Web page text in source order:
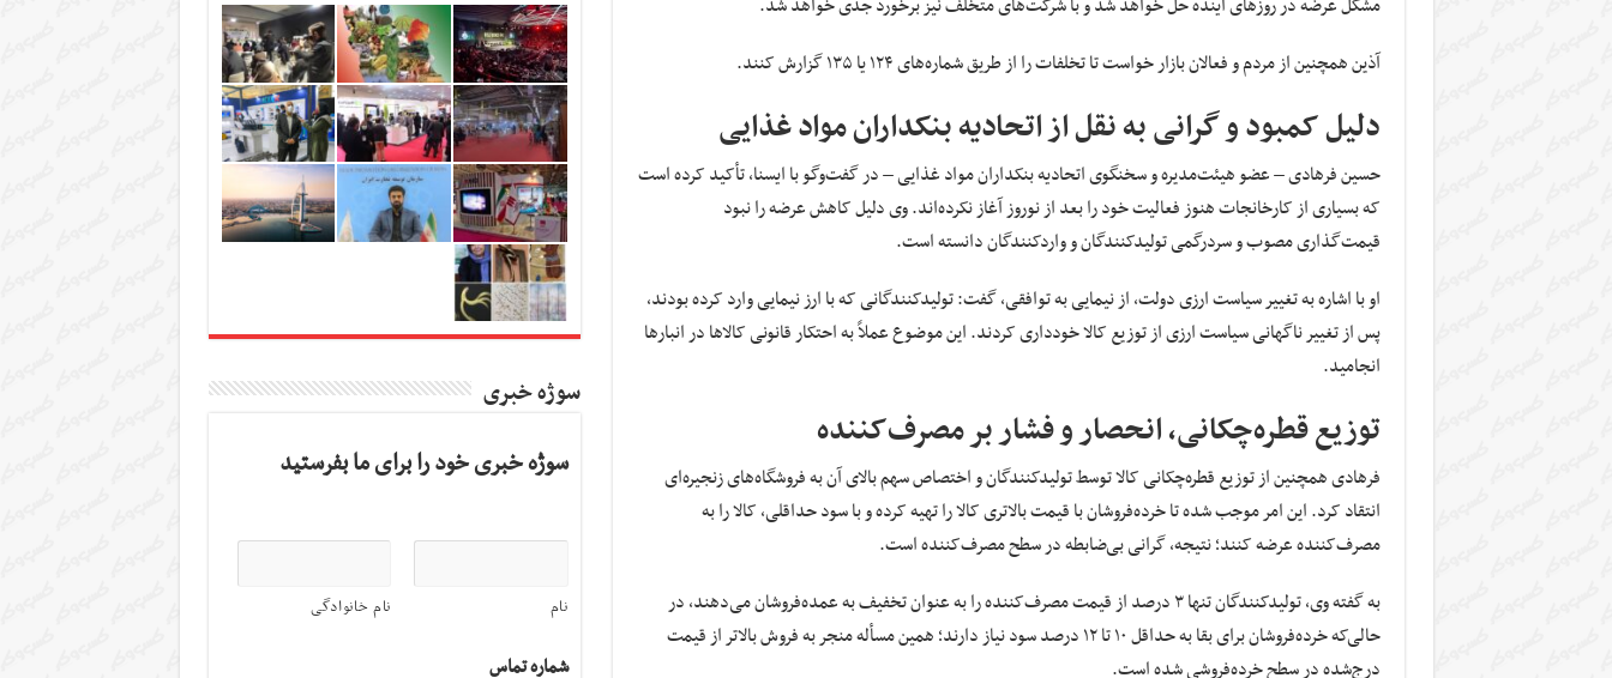
آذین همچنین از مردم و فعالان بازار خواست تا تخلفات را از طریق شماره‌های ۱۲۴ یا ۱۳۵ گزارش کنند.
دلیل کمبود و گرانی به نقل از اتحادیه بنکداران مواد غذایی
حسین فرهادی – عضو هیئت‌مدیره و سخنگوی اتحادیه بنکداران مواد غذایی – در گفت‌وگو با ایسنا، تأکید کرده است
که بسیاری از کارخانجات هنوز فعالیت خود را بعد از نوروز آغاز نکرده‌اند. وی دلیل کاهش عرضه را نبود
قیمت‌گذاری مصوب و سردرگمی تولیدکنندگان و واردکنندگان دانسته است.
او با اشاره به تغییر سیاست ارزی دولت، از نیمایی به توافقی، گفت: تولیدکنندگانی که با ارز نیمایی وارد کرده بودند،
پس از تغییر ناگهانی سیاست ارزی از توزیع کالا خودداری کردند. این موضوع عملاً به احتکار قانونی کالاها در انبارها
انجامید.
توزیع قطره‌چکانی، انحصار و فشار بر مصرف‌کننده
فرهادی همچنین از توزیع قطره‌چکانی کالا توسط تولیدکنندگان و اختصاص سهم بالای آن به فروشگاه‌های زنجیره‌ای
انتقاد کرد. این امر موجب شده تا خرده‌فروشان با قیمت بالاتری کالا را تهیه کرده و با سود حداقلی، کالا را به
مصرف‌کننده عرضه کنند؛ نتیجه، گرانی بی‌ضابطه در سطح مصرف‌کننده است.
به گفته وی، تولیدکنندگان تنها ۳ درصد از قیمت مصرف‌کننده را به عنوان تخفیف به عمده‌فروشان می‌دهند، در
حالی‌که خرده‌فروشان برای بقا به حداقل ۱۰ تا ۱۲ درصد سود نیاز دارند؛ همین مسأله منجر به فروش بالاتر از قیمت
درج‌شده در سطح خرده‌فروشی شده است.
سوژه خبری
سوژه خبری خود را برای ما بفرستید
نام نام خانوادگی
شماره تماس